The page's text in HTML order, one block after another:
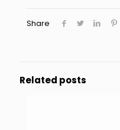
Share
Related posts